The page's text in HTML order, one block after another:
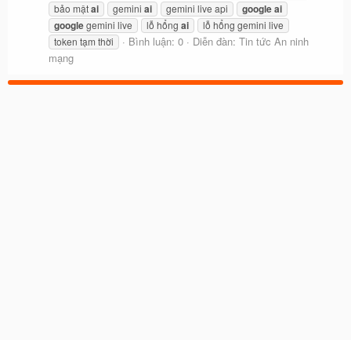
bảo mậtai gemini ai gemini live api googleai
googlegemini live lỗ hổng ai
lỗ hổng gemini live
token tạm thời
Bình luận: 0 Diễn đàn: Tin tức An ninh
mạng